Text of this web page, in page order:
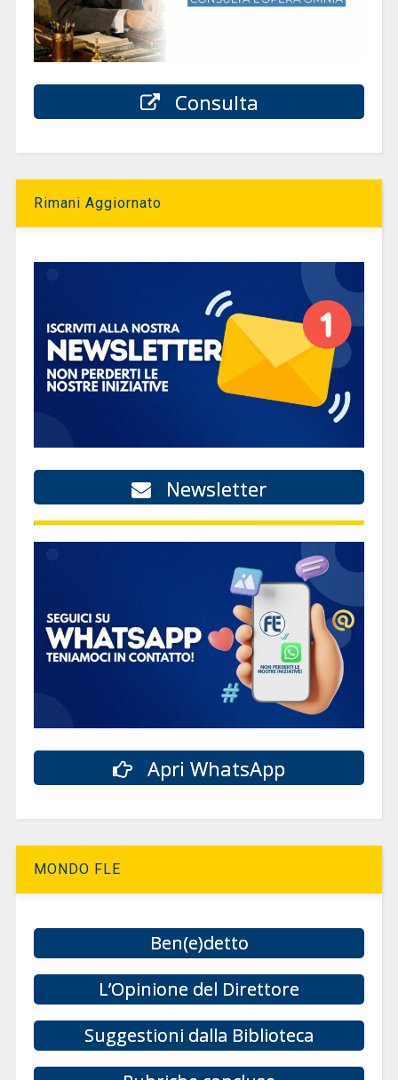
Consulta
Rimani Aggiornato
Newsletter
Apri WhatsApp
MONDO FLE
Ben(e)detto
L’Opinione del Direttore
Suggestioni dalla Biblioteca